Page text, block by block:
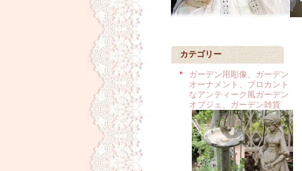
カテゴリー
ガーデン用彫像、ガーデン
オーナメント、ブロカント
なアンティーク風ガーデン
オブジェ、ガーデン雑貨